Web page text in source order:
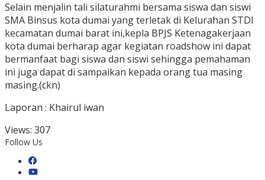
Selain menjalin tali silaturahmi bersama siswa dan siswi
SMA Binsus kota dumai yang terletak di Kelurahan STDI
kecamatan dumai barat ini,kepla BPJS Ketenagakerjaan
kota dumai berharap agar kegiatan roadshow ini dapat
bermanfaat bagi siswa dan siswi sehingga pemahaman
ini juga dapat di sampaikan kepada orang tua masing
masing.(ckn)
Laporan : Khairul iwan
Views: 307
Follow Us